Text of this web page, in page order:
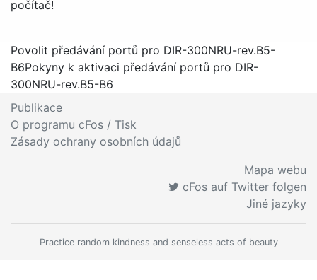
počítač!
Povolit předávání portů pro DIR-300NRU-rev.B5-
B6Pokyny k aktivaci předávání portů pro DIR-
300NRU-rev.B5-B6
Publikace
O programu cFos / Tisk
Zásady ochrany osobních údajů
Mapa webu
cFos auf Twitter folgen
Jiné jazyky
Practice random kindness and senseless acts of beauty